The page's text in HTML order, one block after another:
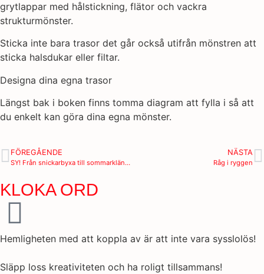
grytlappar med hålstickning, flätor och vackra
strukturmönster.
Sticka inte bara trasor det går också utifrån mönstren att
sticka halsdukar eller filtar.
Designa dina egna trasor
Längst bak i boken finns tomma diagram att fylla i så att
du enkelt kan göra dina egna mönster.
FÖREGÅENDE
SY! Från snickarbyxa till sommarklänning
NÄSTA
Råg i ryggen
KLOKA ORD
Hemligheten med att koppla av är att inte vara sysslolös!
Släpp loss kreativiteten och ha roligt tillsammans!